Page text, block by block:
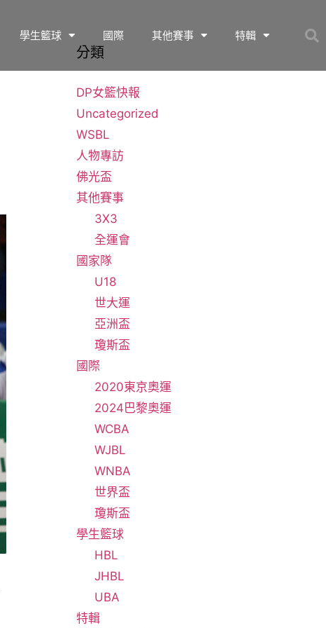
學生籃球 國際 其他賽事 特輯
分類
DP女籃快報
Uncategorized
WSBL
人物專訪
佛光盃
其他賽事
3X3
全運會
國家隊
U18
世大運
亞洲盃
瓊斯盃
國際
2020東京奧運
2024巴黎奧運
WCBA
WJBL
WNBA
世界盃
瓊斯盃
學生籃球
HBL
JHBL
UBA
特輯